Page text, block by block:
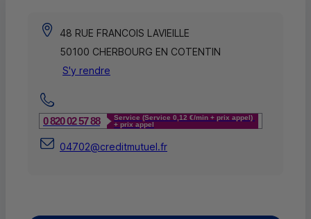
48 RUE FRANCOIS LAVIEILLE
50100 CHERBOURG EN COTENTIN
S'y rendre
0 820 02 57 88
Service (Service 0,12 €/min + prix appel)
+ prix appel
04702@creditmutuel.fr